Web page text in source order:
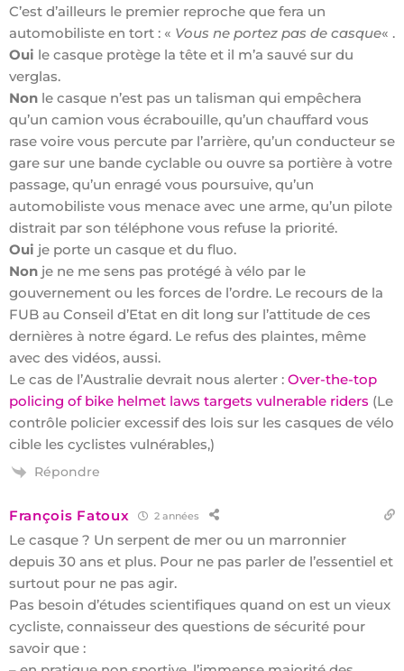
C’est d’ailleurs le premier reproche que fera un
automobiliste en tort : « Vous ne portez pas de casque« .
Oui le casque protège la tête et il m’a sauvé sur du
verglas.
Nonle casque n’est pas un talisman qui empêchera
qu’un camion vous écrabouille, qu’un chauffard vous
rase voire vous percute par l’arrière, qu’un conducteur se
gare sur une bande cyclable ou ouvre sa portière à votre
passage, qu’un enragé vous poursuive, qu’un
automobiliste vous menace avec une arme, qu’un pilote
distrait par son téléphone vous refuse la priorité.
Oui je porte un casque et du fluo.
Nonje ne me sens pas protégé à vélo par le
gouvernement ou les forces de l’ordre. Le recours de la
FUB au Conseil d’Etat en dit long sur l’attitude de ces
dernières à notre égard. Le refus des plaintes, même
avec des vidéos, aussi.
Le cas de l’Australie devrait nous alerter : Over-the-top
policing of bike helmet laws targets vulnerable riders (Le
contrôle policier excessif des lois sur les casques de vélo
cible les cyclistes vulnérables,)
Répondre
François Fatoux 2 années
Le casque ? Un serpent de mer ou un marronnier
depuis 30 ans et plus. Pour ne pas parler de l’essentiel et
surtout pour ne pas agir.
Pas besoin d’études scientifiques quand on est un vieux
cycliste, connaisseur des questions de sécurité pour
savoir que :